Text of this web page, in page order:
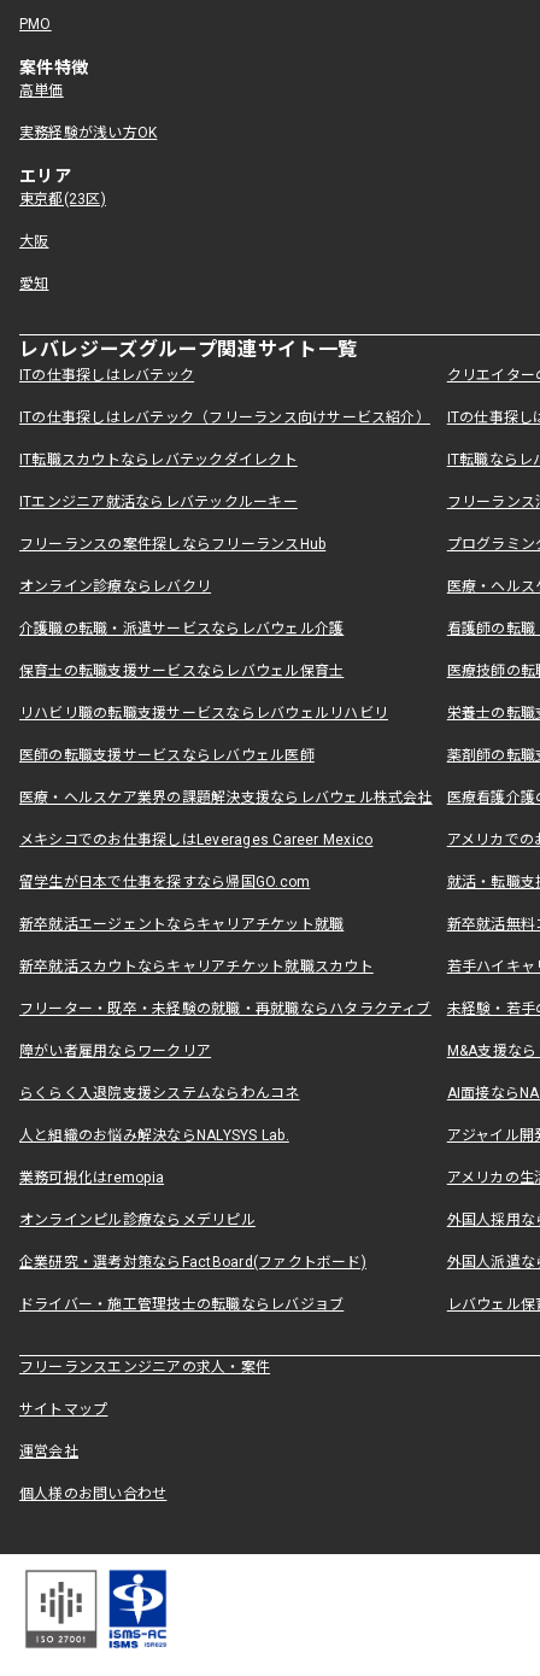
PMO
案件特徴
高単価
実務経験が浅い方OK
エリア
東京都(23区)
大阪
愛知
レバレジーズグループ関連サイト一覧
ITの仕事探しはレバテック クリエイタ
ITの仕事探しはレバテック（フリーランス向けサービス紹介） ITの仕事探
IT転職スカウトならレバテックダイレクト IT転職なら
ITエンジニア就活ならレバテックルーキー フリーラン
フリーランスの案件探しならフリーランスHub プログラミ
オンライン診療ならレバクリ 医療・ヘル
介護職の転職・派遣サービスならレバウェル介護 看護師の転
保育士の転職支援サービスならレバウェル保育士 医療技師の
リハビリ職の転職支援サービスならレバウェルリハビリ 栄養士の転
医師の転職支援サービスならレバウェル医師 薬剤師の転
医療・ヘルスケア業界の課題解決支援ならレバウェル株式会社 医療看護介
メキシコでのお仕事探しはLeverages Career Mexico アメリカで
留学生が日本で仕事を探すなら帰国GO.com 就活・転職
新卒就活エージェントならキャリアチケット就職 新卒就活無料
新卒就活スカウトならキャリアチケット就職スカウト 若手ハイキ
フリーター・既卒・未経験の就職・再就職ならハタラクティブ 未経験・若手
障がい者雇用ならワークリア M&A支援な
らくらく入退院支援システムならわんコネ AI面接なら
人と組織のお悩み解決ならNALYSYS Lab. アジャイル
業務可視化はremopia アメリカの
オンラインピル診療ならメデリピル 外国人採用
企業研究・選考対策ならFactBoard(ファクトボード) 外国人派遣な
ドライバー・施工管理技士の転職ならレバジョブ レバウェル
フリーランスエンジニアの求人・案件
サイトマップ
運営会社
個人様のお問い合わせ